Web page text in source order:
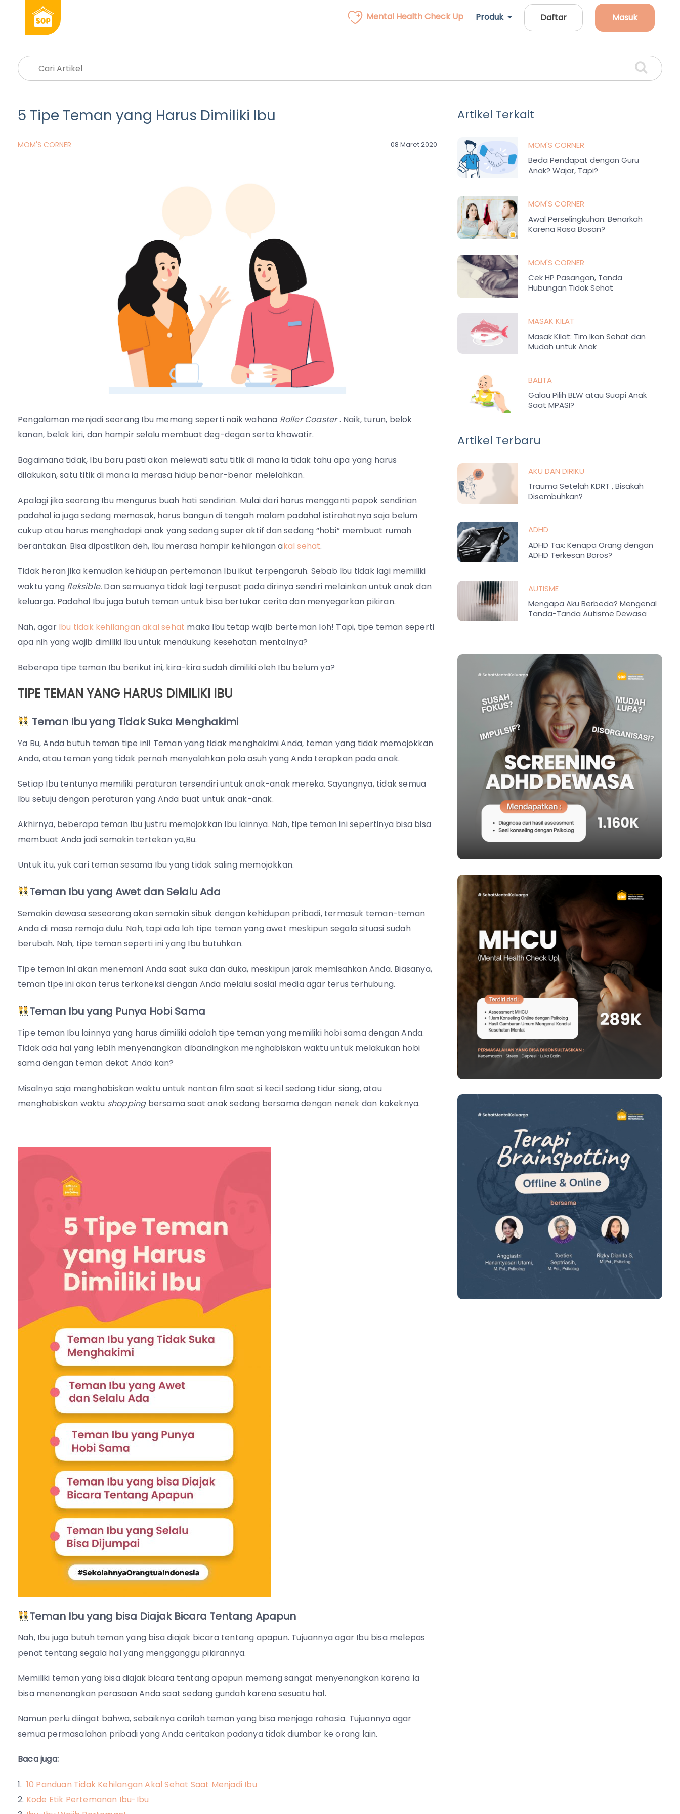
Mental Health Check Up Produk Daftar Masuk
5 Tipe Teman yang Harus Dimiliki Ibu
MOM'S CORNER 08 Maret 2020
Pengalaman menjadi seorang Ibu memang seperti naik wahana Roller Coaster. Naik, turun, belok
kanan, belok kiri, dan hampir selalu membuat deg-degan serta khawatir.
Bagaimana tidak, Ibu baru pasti akan melewati satu titik di mana ia tidak tahu apa yang harus
dilakukan, satu titik di mana ia merasa hidup benar-benar melelahkan.
Apalagi jika seorang Ibu mengurus buah hati sendirian. Mulai dari harus mengganti popok sendirian
padahal ia juga sedang memasak, harus bangun di tengah malam padahal istirahatnya saja belum
cukup atau harus menghadapi anak yang sedang super aktif dan sedang “hobi” membuat rumah
berantakan. Bisa dipastikan deh, Ibu merasa hampir kehilangan akal sehat.
Tidak heran jika kemudian kehidupan pertemanan Ibu ikut terpengaruh. Sebab Ibu tidak lagi memiliki
waktu yang fleksible. Dan semuanya tidak lagi terpusat pada dirinya sendiri melainkan untuk anak dan
keluarga. Padahal Ibu juga butuh teman untuk bisa bertukar cerita dan menyegarkan pikiran.
Nah, agar Ibu tidak kehilangan akal sehat maka Ibu tetap wajib berteman loh! Tapi, tipe teman seperti
apa nih yang wajib dimiliki Ibu untuk mendukung kesehatan mentalnya?
Beberapa tipe teman Ibu berikut ini, kira-kira sudah dimiliki oleh Ibu belum ya?
TIPE TEMAN YANG HARUS DIMILIKI IBU
Teman Ibu yang Tidak Suka Menghakimi
Ya Bu, Anda butuh teman tipe ini! Teman yang tidak menghakimi Anda, teman yang tidak memojokkan
Anda, atau teman yang tidak pernah menyalahkan pola asuh yang Anda terapkan pada anak.
Setiap Ibu tentunya memiliki peraturan tersendiri untuk anak-anak mereka. Sayangnya, tidak semua
Ibu setuju dengan peraturan yang Anda buat untuk anak-anak.
Akhirnya, beberapa teman Ibu justru memojokkan Ibu lainnya. Nah, tipe teman ini sepertinya bisa bisa
membuat Anda jadi semakin tertekan ya,Bu.
Untuk itu, yuk cari teman sesama Ibu yang tidak saling memojokkan.
Teman Ibu yang Awet dan Selalu Ada
Semakin dewasa seseorang akan semakin sibuk dengan kehidupan pribadi, termasuk teman-teman
Anda di masa remaja dulu. Nah, tapi ada loh tipe teman yang awet meskipun segala situasi sudah
berubah. Nah, tipe teman seperti ini yang Ibu butuhkan.
Tipe teman ini akan menemani Anda saat suka dan duka, meskipun jarak memisahkan Anda. Biasanya,
teman tipe ini akan terus terkoneksi dengan Anda melalui sosial media agar terus terhubung.
Teman Ibu yang Punya Hobi Sama
Tipe teman Ibu lainnya yang harus dimiliki adalah tipe teman yang memiliki hobi sama dengan Anda.
Tidak ada hal yang lebih menyenangkan dibandingkan menghabiskan waktu untuk melakukan hobi
sama dengan teman dekat Anda kan?
Misalnya saja menghabiskan waktu untuk nonton film saat si kecil sedang tidur siang, atau
menghabiskan waktu shoppingbersama saat anak sedang bersama dengan nenek dan kakeknya.
Teman Ibu yang bisa Diajak Bicara Tentang Apapun
Nah, Ibu juga butuh teman yang bisa diajak bicara tentang apapun. Tujuannya agar Ibu bisa melepas
penat tentang segala hal yang mengganggu pikirannya.
Memiliki teman yang bisa diajak bicara tentang apapun memang sangat menyenangkan karena Ia
bisa menenangkan perasaan Anda saat sedang gundah karena sesuatu hal.
Namun perlu diingat bahwa, sebaiknya carilah teman yang bisa menjaga rahasia. Tujuannya agar
semua permasalahan pribadi yang Anda ceritakan padanya tidak diumbar ke orang lain.
Baca juga:
10 Panduan Tidak Kehilangan Akal Sehat Saat Menjadi Ibu
Kode Etik Pertemanan Ibu-Ibu
Artikel Terkait
MOM'S CORNER
Beda Pendapat dengan Guru
Anak? Wajar, Tapi?
MOM'S CORNER
Awal Perselingkuhan: Benarkah
Karena Rasa Bosan?
MOM'S CORNER
Cek HP Pasangan, Tanda
Hubungan Tidak Sehat
MASAK KILAT
Masak Kilat: Tim Ikan Sehat dan
Mudah untuk Anak
BALITA
Galau Pilih BLW atau Suapi Anak
Saat MPASI?
Artikel Terbaru
AKU DAN DIRIKU
Trauma Setelah KDRT , Bisakah
Disembuhkan?
ADHD
ADHD Tax: Kenapa Orang dengan
ADHD Terkesan Boros?
AUTISME
Mengapa Aku Berbeda? Mengenal
Tanda-Tanda Autisme Dewasa